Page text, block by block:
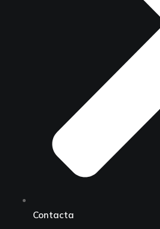
Contacta